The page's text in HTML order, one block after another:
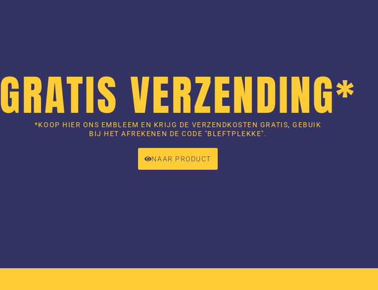
GRATIS VERZENDING*
*KOOP HIER ONS EMBLEEM EN KRIJG DE VERZENDKOSTEN GRATIS, GEBUIK
BIJ HET AFREKENEN DE CODE "BLEFTPLEKKE".
NAAR PRODUCT